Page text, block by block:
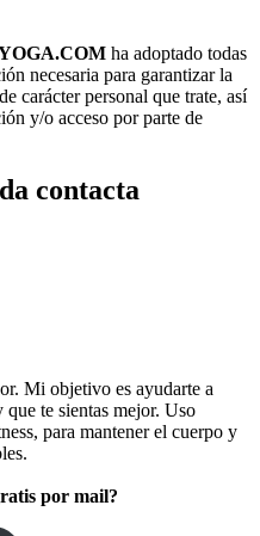
ha adoptado todas
necesaria para garantizar la
carácter personal que trate, así
y/o acceso por parte de
contacta
Mi objetivo es ayudarte a
te sientas mejor. Uso
para mantener el cuerpo y
por mail?